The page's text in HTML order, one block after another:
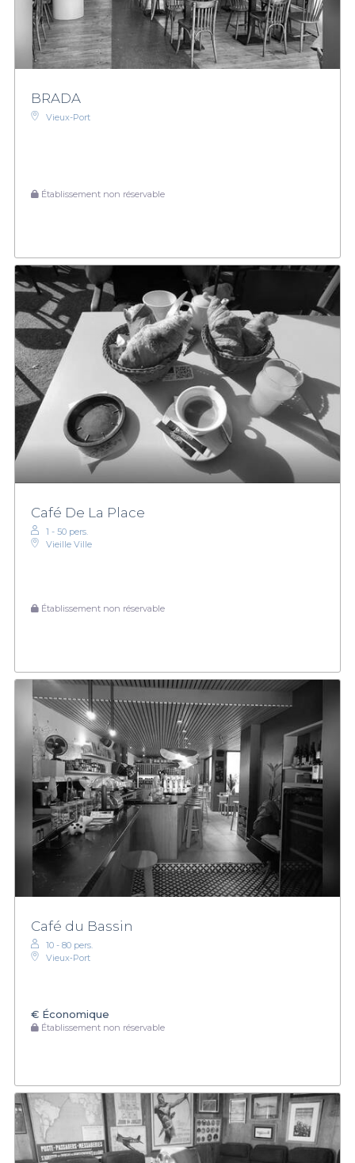
BRADA
Vieux-Port
Établissement non réservable
Café De La Place
1 - 50 pers.
Vieille Ville
Établissement non réservable
Café du Bassin
10 - 80 pers.
Vieux‑Port
€ Économique
Établissement non réservable